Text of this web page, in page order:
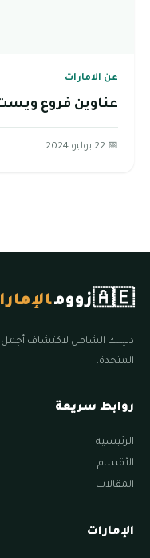
عن الامارات
عناوين فروع
📅 22 يوليو 2024
🇦🇪زووم
دليلك الشامل لاكتشاف أجمل
المتحدة.
روابط سريعة
الرئيسية
الأقسام
المقالات
الإمارات